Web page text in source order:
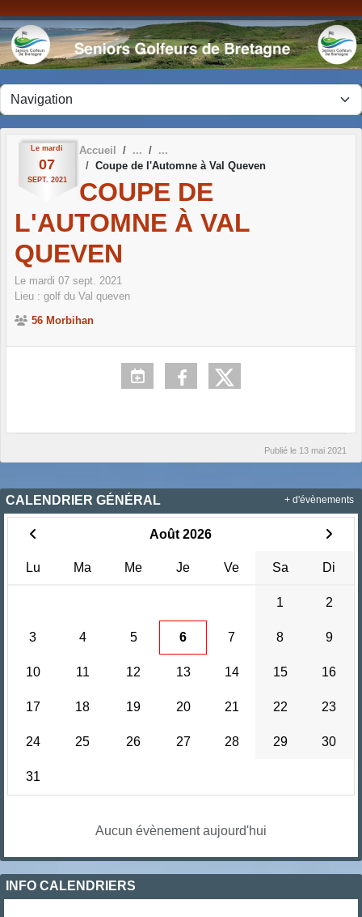
Le mardi
07
SEPT. 2021
Accueil
Coupe de l'Automne à Val Queven
COUPE DE
L'AUTOMNE À VAL
QUEVEN
Le mardi 07 sept. 2021
Lieu : golf du Val queven
56 Morbihan
Publié le 13 mai 2021
CALENDRIER GÉNÉRAL
Août 2026
Lu Ma Me Je Ve Sa Di
1 2
3 4 5 6 7 8 9
10 11 12 13 14 15 16
17 18 19 20 21 22 23
24 25 26 27 28 29 30
31
Aucun évènement aujourd'hui
+ d'évènements
INFO CALENDRIERS